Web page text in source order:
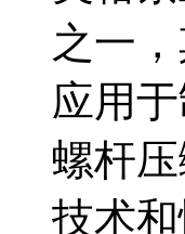
之一
应用
螺杆
技术